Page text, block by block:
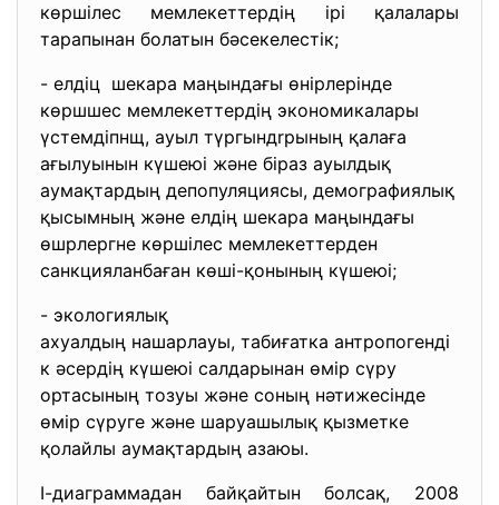
көршілес мемлекеттердің ірі қалалары
тарапынан болатын бәсекелестік;
- елдіц шекара маңындағы өнірлерінде
көршшес мемлекеттердің экономикалары
үстемдіпнщ, ауыл түргындrрының қалаға
ағылуынын күшеюі және біраз ауылдық
аумақтардың депопуляциясы, демографиялық
қысымның және елдің шекара маңындағы
өшрлергне көршілес мемлекеттерден
санкцияланбаған көші-қонының күшеюі;
- экологиялық
ахуалдың нашарлауы, табиғатка антропогенді
к әсердің күшеюі салдарынан өмір сүру
ортасының тозуы және соның нәтижесінде
өмір сүруге және шаруашылық қызметке
қолайлы аумақтардың азаюы.
І-диаграммадан байқайтын болсақ, 2008